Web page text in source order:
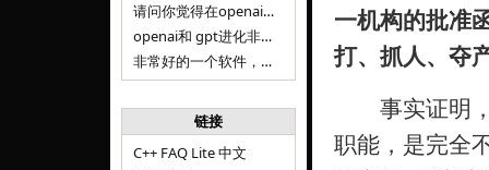
请问你觉得在openai大语言模型一日千里的情况下，人们还需要去了解学习理解使用开源模型吗，还是说只需要使用openai的大语言模
openai和 gpt进化非常快， 还有垂直模型的机会吗
非常好的一个软件，恭喜。
链接
C++ FAQ Lite 中文
一机构的批准
打、抓人、夺
事实证明，
职能，是完全